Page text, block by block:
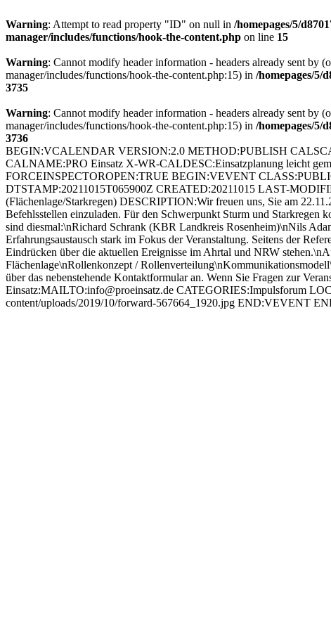
Warning: Attempt to read property "ID" on null in /homepages/5/
manager/includes/functions/hook-the-content.php on line 15
Warning: Cannot modify header information - headers already sent by
manager/includes/functions/hook-the-content.php:15) in /homepages/5/
3735
Warning: Cannot modify header information - headers already sent by
manager/includes/functions/hook-the-content.php:15) in /homepages/5/
3736
BEGIN:VCALENDAR VERSION:2.0 METHOD:PUBLISH
CALNAME:PRO Einsatz X-WR-CALDESC:Einsatzplanung leicht
FORCEINSPECTOROPEN:TRUE BEGIN:VEVENT
DTSTAMP:20211015T065900Z CREATED:20211015 LAST-
(Flächenlage/Starkregen) DESCRIPTION:Wir freuen uns, Sie am
Befehlsstellen einzuladen. Für den Schwerpunkt Sturm und Starkregen
sind diesmal:\nRichard Schrank (KBR Landkreis Rosenheim)\nNils
Erfahrungsaustausch stark im Fokus der Veranstaltung. Seitens der
Eindrücken über die aktuellen Ereignisse im Ahrtal und NRW
Flächenlage\nRollenkonzept /
über das nebenstehende Kontaktformular an. Wenn Sie Fragen zur
Einsatz:MAILTO:info@proeinsatz.de CATEGORIES:Impulsforum
content/uploads/2019/10/forward-567664_1920.jpg END:VEVENT